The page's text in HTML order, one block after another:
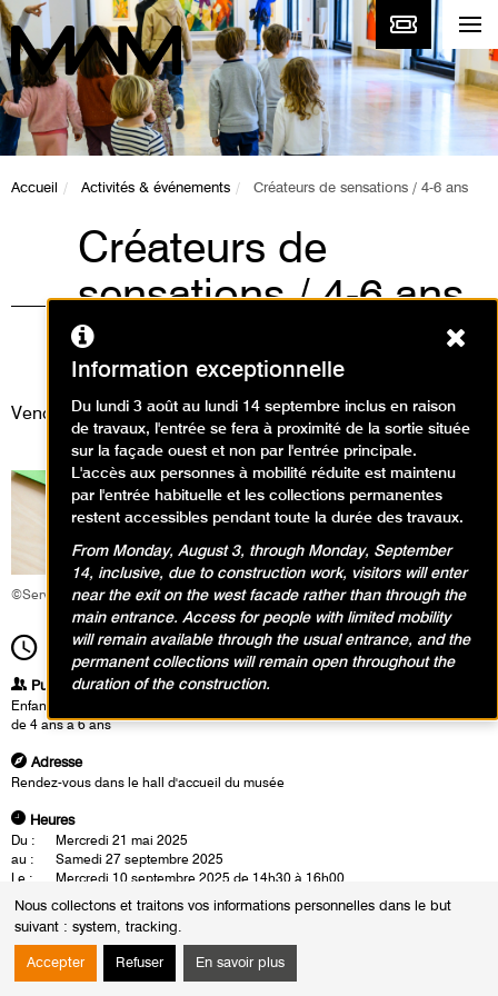
Nous collectons et traitons vos informations personnelles dans le but
suivant : system, tracking.
Accepter Refuser En savoir plus
Accueil Activités & événements Créateurs de sensations / 4-6 ans
Créateurs de
sensations / 4-6 ans
Animations / Atelier arts
plastiques
Vendredi 11 juillet 2025
©Service éducatif et culturel
11h00 Durée1h30
Publics
Enfants / Ados
de 4 ans à 6 ans
Adresse
Rendez-vous dans le hall d'accueil du musée
Heures
Du :
Mercredi 21 mai 2025
au :
Samedi 27 septembre 2025
Le :
Mercredi 10 septembre 2025 de 14h30 à 16h00
Mercredi 24 septembre 2025 de 14h30 à 16h00
Samedi 13 septembre 2025 de 11h00 à 12h30
Samedi 27 septembre 2025 de 11h00 à 12h30
Vendredi 11 juillet 2025 de 11h00 à 12h30
Vendredi 18 juillet 2025 de 11h00 à 12h30
Information exceptionnelle
Du lundi 3 août au lundi 14 septembre inclus en raison
de travaux, l'entrée se fera à proximité de la sortie située
sur la façade ouest et non par l'entrée principale.
L'accès aux personnes à mobilité réduite est maintenu
par l'entrée habituelle et les collections permanentes
restent accessibles pendant toute la durée des travaux.
From Monday, August 3, through Monday, September
14, inclusive, due to construction work, visitors will enter
near the exit on the west facade rather than through the
main entrance. Access for people with limited mobility
will remain available through the usual entrance, and the
permanent collections will remain open throughout the
duration of the construction.